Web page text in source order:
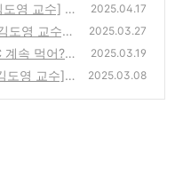
영 교수] 2025.04.17
도영 교수] 2025.03.27
계속 먹어?
2025.03.19
도영 교수] 2025.03.08